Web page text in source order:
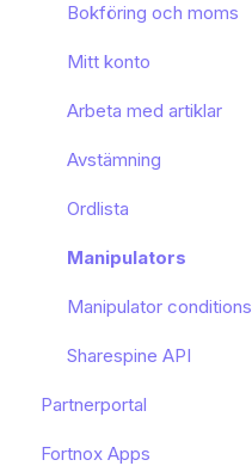
Bokföring och moms
Mitt konto
Arbeta med artiklar
Avstämning
Ordlista
Manipulators
Manipulator conditions
Sharespine API
Partnerportal
Dashboard
Fortnox Apps